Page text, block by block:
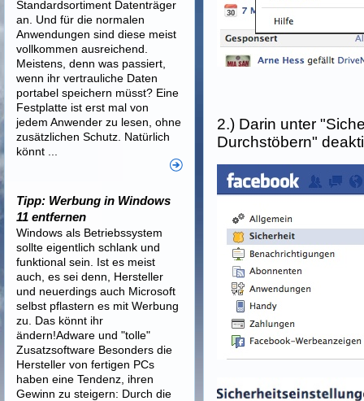
2.) Darin unter
Durchstöbern"
Standardsortiment Datenträger
an. Und für die normalen
Anwendungen sind diese meist
vollkommen ausreichend.
Meistens, denn was passiert,
wenn ihr vertrauliche Daten
portabel speichern müsst? Eine
Festplatte ist erst mal von
jedem Anwender zu lesen, ohne
zusätzlichen Schutz. Natürlich
könnt ...
Tipp: Werbung in Windows
11 entfernen
Windows als Betriebssystem
sollte eigentlich schlank und
funktional sein. Ist es meist
auch, es sei denn, Hersteller
und neuerdings auch Microsoft
selbst pflastern es mit Werbung
zu. Das könnt ihr
ändern!Adware und "tolle"
Zusatzsoftware Besonders die
Hersteller von fertigen PCs
haben eine Tendenz, ihren
Gewinn zu steigern: Durch die